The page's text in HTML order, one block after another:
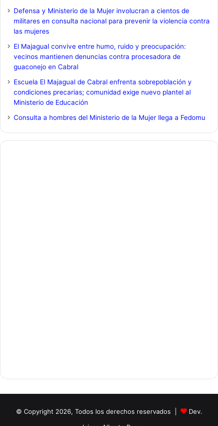
Defensa y Ministerio de la Mujer involucran a cientos de
militares en consulta nacional para prevenir la violencia contra
las mujeres
El Majagual convive entre humo, ruido y preocupación:
vecinos mantienen denuncias contra procesadora de
guaconejo en Cabral
Escuela El Majagual de Cabral enfrenta sobrepoblación y
condiciones precarias; comunidad exige nuevo plantel al
Ministerio de Educación
Consulta a hombres del Ministerio de la Mujer llega a Fedomu
© Copyright 2026, Todos los derechos reservados |
Dev.